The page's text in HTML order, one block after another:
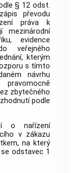
§ 12 odst.
převodu
práva k
mezinárodní
evidence
veřejného
kterým
s tímto
návrhu
zbytečného
podle
o nařízení
v zákazu
na který
odstavec 1